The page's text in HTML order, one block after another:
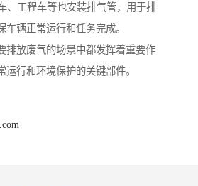
、工程车等也安装排气管，用于排
车辆正常运行和任务完成。
排放废气的场景中都发挥着重要作
运行和环境保护的关键部件。